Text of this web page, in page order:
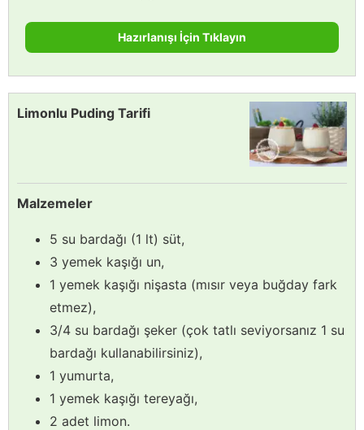
Hazırlanışı İçin Tıklayın
Limonlu Puding Tarifi
Malzemeler
5 su bardağı (1 lt) süt,
3 yemek kaşığı un,
1 yemek kaşığı nişasta (mısır veya buğday fark
etmez),
3/4 su bardağı şeker (çok tatlı seviyorsanız 1 su
bardağı kullanabilirsiniz),
1 yumurta,
1 yemek kaşığı tereyağı,
2 adet limon.